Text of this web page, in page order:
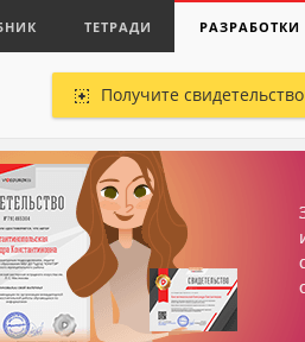
ТЕТРАДИ РАЗРАБОТКИ
Получите свидетельство